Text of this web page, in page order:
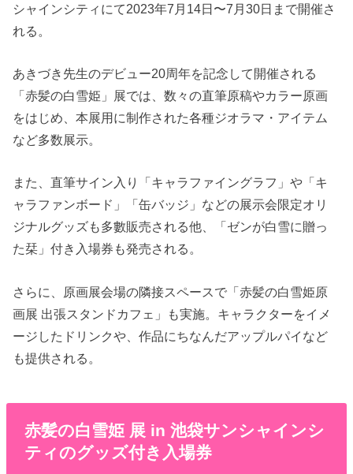
シャインシティにて2023年7月14日〜7月30日まで開催さ
れる。
あきづき先生のデビュー20周年を記念して開催される
「赤髪の白雪姫」展では、数々の直筆原稿やカラー原画
をはじめ、本展用に制作された各種ジオラマ・アイテム
など多数展示。
また、直筆サイン入り「キャラファイングラフ」や「キ
ャラファンボード」「缶バッジ」などの展示会限定オリ
ジナルグッズも多數販売される他、「ゼンが白雪に贈っ
た栞」付き入場券も発売される。
さらに、原画展会場の隣接スペースで「赤髪の白雪姫原
画展 出張スタンドカフェ」も実施。キャラクターをイメ
ージしたドリンクや、作品にちなんだアップルパイなど
も提供される。
赤髪の白雪姫 展 in 池袋サンシャインシ
ティのグッズ付き入場券